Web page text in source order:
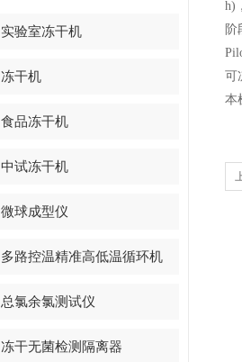
实验室冻干机
冻干机
食品冻干机
中试冻干机
微球成型仪
多路控温精准高低温循环机
总氯余氯测试仪
冻干无菌检测隔离器
h)
阶
可
本